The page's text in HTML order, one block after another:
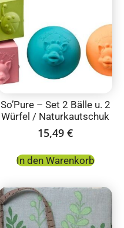
So’Pure – Set 2 Bälle u. 2
Würfel / Naturkautschuk
15,49 €
In den Warenkorb